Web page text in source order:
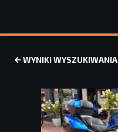
WYNIKI WYSZUKIWANIA